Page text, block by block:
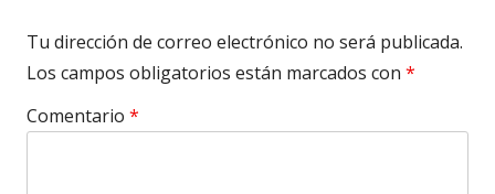
Tu dirección de correo electrónico no será publicada.
Los campos obligatorios están marcados con *
Comentario *